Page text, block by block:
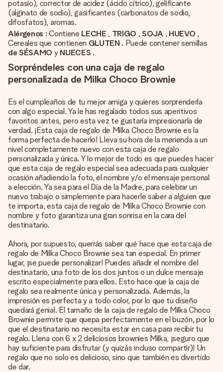
potasio), corrector de acidez (ácido cítrico), gelificante
(alginato de sodio), gasificantes (carbonatos de sodio,
difosfatos), aromas.
Alérgenos : Contiene LECHE , TRIGO ,SOJA , HUEVO ,
Cereales que contienen GLUTEN . Puede contener semillas
de SÉSAMO y NUECES .
Sorpréndeles con una caja de regalo
personalizada de Milka Choco Brownie
Es el cumpleaños de tu mejor amiga y quieres sorprenderla
con algo especial. Ya le has regalado todos sus aperitivos
favoritos antes, pero esta vez te gustaría impresionarla de
verdad. ¡Esta caja de regalo de Milka Choco Brownie es la
forma perfecta de hacerlo! Lleva su hora de la merienda a un
nivel completamente nuevo con esta caja de regalo
personalizada y única. Y lo mejor de todo es que puedes hacer
que esta caja de regalo especial sea adecuada para cualquier
ocasión añadiendo la foto, el nombre y/o el mensaje personal
a elección. Ya sea para el Día de la Madre, para celebrar un
nuevo trabajo o simplemente para hacerle saber a alguien que
te importa, esta caja de regalo de Milka Choco Brownie con
nombre y foto garantiza una gran sonrisa en la cara del
destinatario.
Ahora, por supuesto, querrás saber qué hace que esta caja de
regalo de Milka Choco Brownie sea tan especial. En primer
lugar, ¡se puede personalizar! Puedes añadir el nombre del
destinatario, una foto de los dos juntos o un dulce mensaje
escrito especialmente para ellos. Esto hace que la caja de
regalo sea realmente única y personalizada. Además, la
impresión es perfecta y a todo color, por lo que tu diseño
quedará genial. El tamaño de la caja de regalo de Milka Choco
Brownie permite que quepa perfectamente en el buzón, por lo
que el destinatario no necesita estar en casa para recibir tu
regalo. Llena con 6 x 2 deliciosos brownies Milka, ¡seguro que
hay suficiente para disfrutar (y quizás incluso compartir)! Un
regalo que no solo es delicioso, sino que también es divertido
de dar.